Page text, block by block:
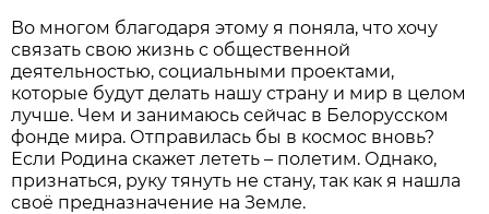
Во многом благодаря этому я поняла, что хочу
связать свою жизнь с общественной
деятельностью, социальными проектами,
которые будут делать нашу страну и мир в целом
лучше. Чем и занимаюсь сейчас в Белорусском
фонде мира. Отправилась бы в космос вновь?
Если Родина скажет лететь – полетим. Однако,
признаться, руку тянуть не стану, так как я нашла
своё предназначение на Земле.